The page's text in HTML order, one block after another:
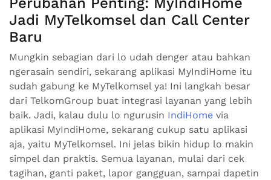
Jadi MyTelkomsel dan Call Center
Baru
Mungkin sebagian dari lo udah denger atau bahkan
ngerasain sendiri, sekarang aplikasi MyIndiHome itu
sudah gabung ke MyTelkomsel ya! Ini langkah besar
dari TelkomGroup buat integrasi layanan yang lebih
baik. Jadi, kalau dulu lo ngurusin IndiHome via
aplikasi MyIndiHome, sekarang cukup satu aplikasi
aja, yaitu MyTelkomsel. Ini jelas bikin hidup lo makin
simpel dan praktis. Semua layanan, mulai dari cek
tagihan, ganti paket, lapor gangguan, sampai dapetin